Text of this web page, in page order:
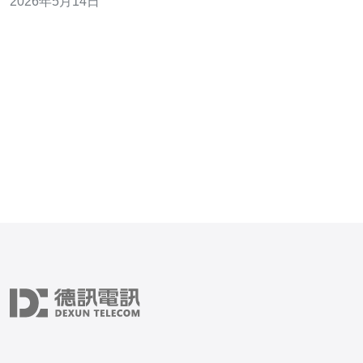
级。初学者应优先考虑基础配置（CPU、内存、SSD与带